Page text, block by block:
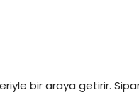
bir araya getirir.